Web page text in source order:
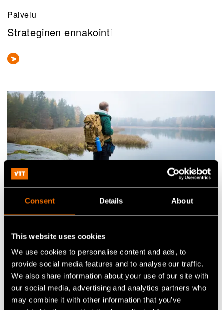
Consent Details About
This website uses cookies
We use cookies to personalise content and ads, to
provide social media features and to analyse our traffic.
We also share information about your use of our site with
our social media, advertising and analytics partners who
may combine it with other information that you’ve
Palvelu
Strateginen ennakointi
Palvelu